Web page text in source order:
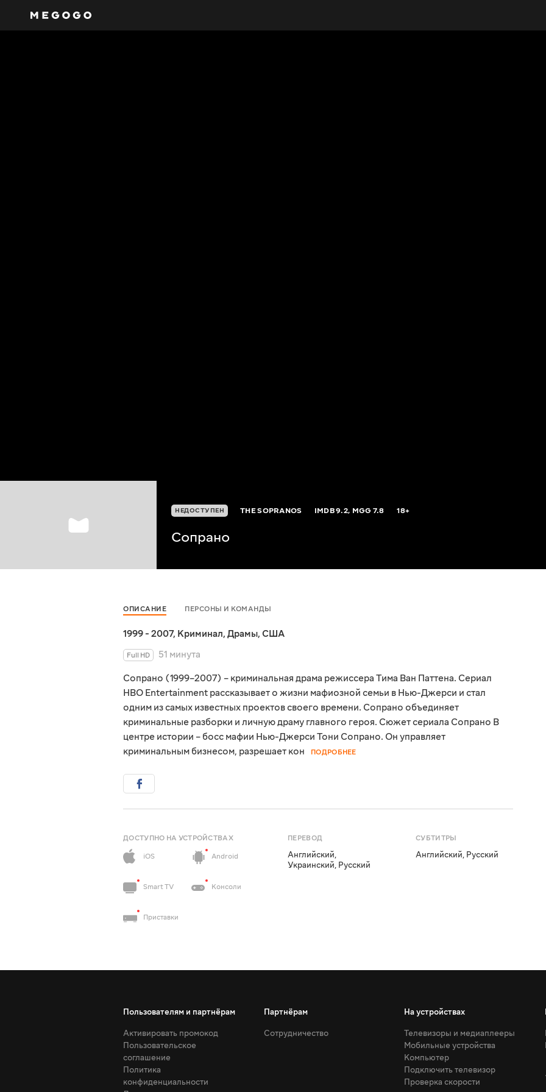
НЕДОСТУПЕН THE SOPRANOS IMDB9.2, MGG7.8 18+
Сопрано
ОПИСАНИЕ ПЕРСОНЫ И КОМАНДЫ
1999 - 2007, Криминал, Драмы, США
Full HD
51 минута
Сопрано (1999–2007) – криминальная драма режиссера Тима Ван Паттена. Сериал
HBO Entertainment рассказывает о жизни мафиозной семьи в Нью-Джерси и стал
одним из самых известных проектов своего времени. Сопрано объединяет
криминальные разборки и личную драму главного героя. Сюжет сериала Сопрано В
центре истории – босс мафии Нью-Джерси Тони Сопрано. Он управляет
криминальным бизнесом, разрешает кон
ПОДРОБНЕЕ
ДОСТУПНО НА УСТРОЙСТВАХ
iOS
Android
Smart TV Консоли
Приставки
ПЕРЕВОД
Английский,
Украинский, Русский
СУБТИТРЫ
Английский, Русский
Пользователям и партнёрам
Активировать промокод
Пользовательское
соглашение
Политика
конфиденциальности
Партнёрам
Сотрудничество
На устройствах
Телевизоры и медиаплееры
Мобильные устройства
Компьютер
Подключить телевизор
Проверка скорости